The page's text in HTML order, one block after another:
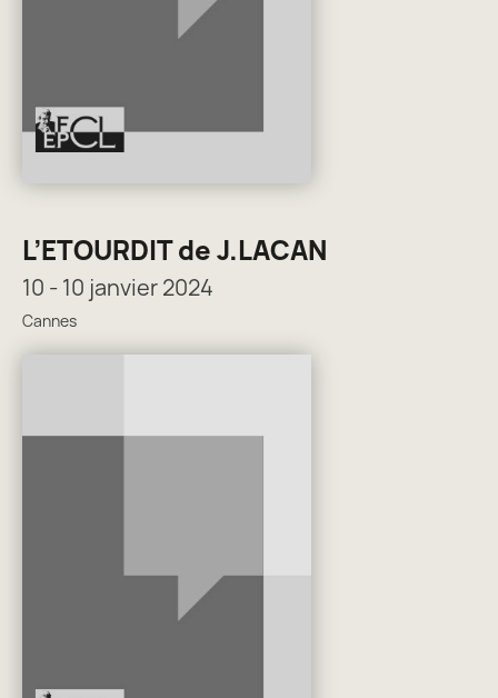
L’ETOURDIT de J.LACAN
10 - 10 janvier 2024
Cannes